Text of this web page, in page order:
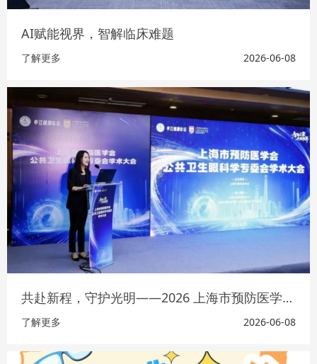
AI赋能视界，智解临床难题
了解更多 2026-06-08
共赴新程，守护光明——2026 上海市预防医学会公共卫生眼科学大会顺利召开
了解更多 2026-06-08